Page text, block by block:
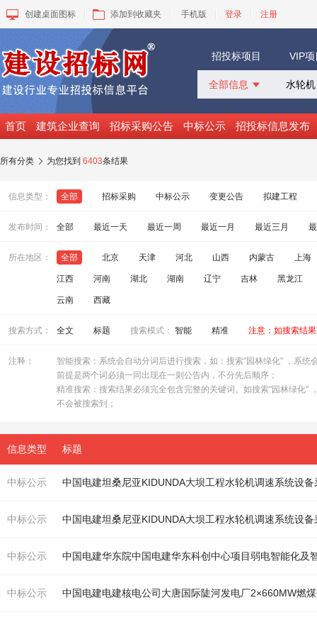
创建桌面图标 添加到收藏夹 手机版 登录 注册
招投标项目 VIP
全部信息 
招标采购
中标公示
询价采购
首页 建筑企业查询 招标采购公告 中标公示 招投标信息发布
所有分类  为您找到 6403条结果
信息类型： 全部 招标采购 中标公示 变更公告 拟建工程
发布时间： 全部 最近一天 最近一周 最近一月 最近三月
所在地区： 全部 北京 天津 河北 山西 内蒙古 上海
江西 河南 湖北 湖南 辽宁 吉林 黑龙江
云南 西藏
搜索方式： 全文 标题 搜索模式： 智能 精准 注意：如搜索结
注释：
智能搜索：系统会自动分词后进行搜索，如：搜索"园林绿化" ，系统
前提是两个词必须一同出现在一则公告内，不分先后顺序；
精准搜索：搜索结果必须完全包含完整的关键词。如搜索"园林绿化"
不会被搜索到；
信息类型 标题
中标公示 中国电建坦桑尼亚KIDUNDA大坝工程水轮机调速系统设
中标公示 中国电建坦桑尼亚KIDUNDA大坝工程水轮机调速系统设
中标公示
中标公示